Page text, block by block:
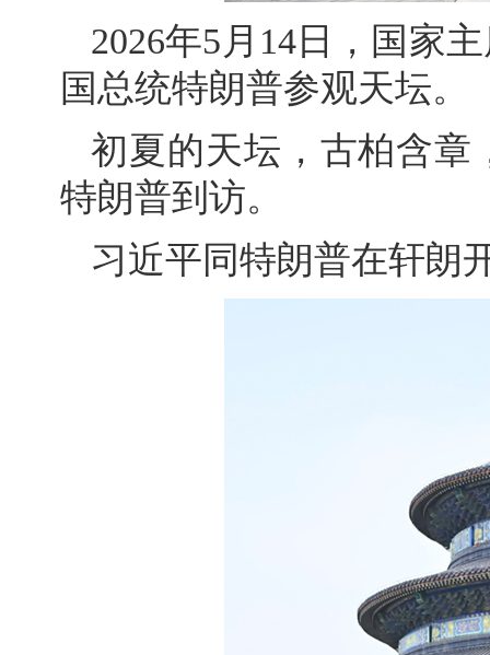
2026年5月14日，国家
国总统特朗普参观天坛。
初夏的天坛，古柏含章
特朗普到访。
习近平同特朗普在轩朗